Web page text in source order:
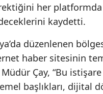
her platformda
kaydetti.
düzenlenen
haber sitesinin
Çay, “Bu
başlıkları,